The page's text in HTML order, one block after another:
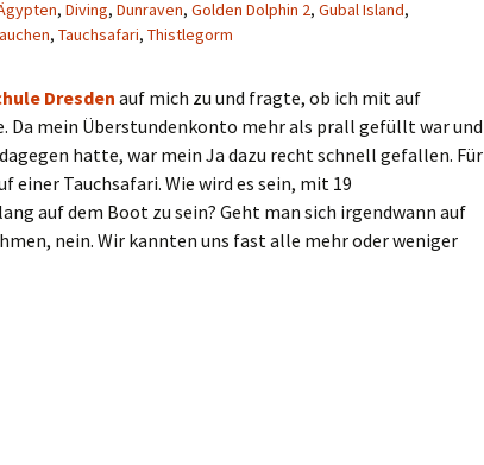
, Diving, Dunraven, Golden Dolphin 2, Gubal Island,
, Tauchsafari, Thistlegorm
Dresdenauf mich zu und fragte, ob ich mit auf
Da mein Überstundenkonto mehr als prall gefüllt war und
hatte, war mein Ja dazu recht schnell gefallen. Für
einer Tauchsafari. Wie wird es sein, mit 19
auf dem Boot zu sein? Geht man sich irgendwann auf
nein. Wir kannten uns fast alle mehr oder weniger